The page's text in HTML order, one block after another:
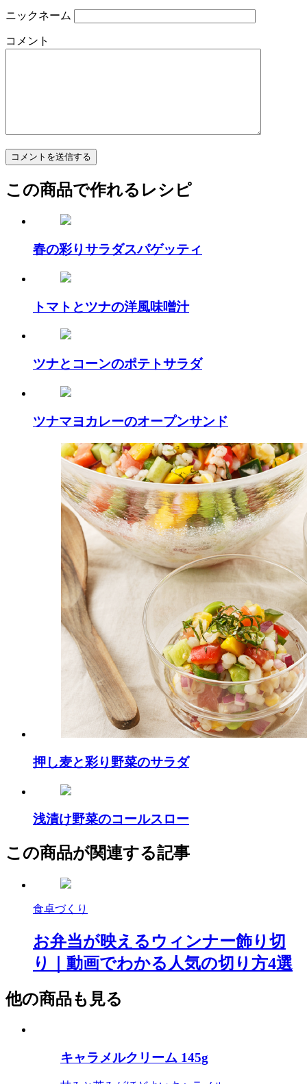
ニックネーム
コメント
この商品で作れるレシピ
春の彩りサラダスパゲッティ
トマトとツナの洋風味噌汁
ツナとコーンのポテトサラダ
ツナマヨカレーのオープンサンド
押し麦と彩り野菜のサラダ
浅漬け野菜のコールスロー
この商品が関連する記事
食卓づくり
お弁当が映えるウィンナー飾り切
り｜動画でわかる人気の切り方4選
他の商品も見る
キャラメルクリーム 145g